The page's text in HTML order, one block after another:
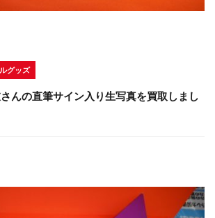
グッズ
んの直筆サイン入り生写真を買取しまし